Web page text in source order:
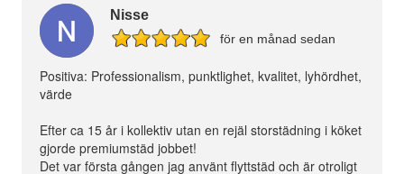
Nisse
för en månad sedan
Positiva: Professionalism, punktlighet, kvalitet, lyhördhet,
värde
Efter ca 15 år i kollektiv utan en rejäl storstädning i köket
gjorde premiumstäd jobbet!
Det var första gången jag använt flyttstäd och är otroligt